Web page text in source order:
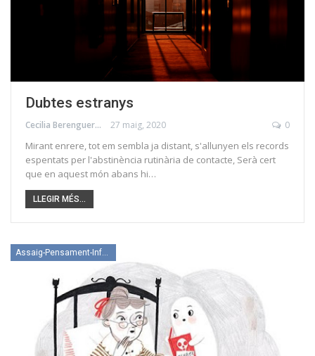
Dubtes estranys
Cecilia Berenguer 27 maig, 2020 0
Mirant enrere, tot em sembla ja distant, s'allunyen els records
espentats per l'abstinència rutinària de contacte, Serà cert
que en aquest món abans hi…
LLEGIR MÉS...
Assaig-Pensament-Informació